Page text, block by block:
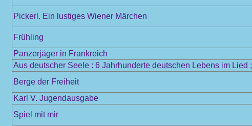
Pickerl. Ein lustiges Wiener Märchen
Frühling
Panzerjäger in Frankreich
Aus deutscher Seele : 6 Jahrhunderte deutschen Lebens im Lied ;
Berge der Freiheit
Karl V. Jugendausgabe
Spiel mit mir